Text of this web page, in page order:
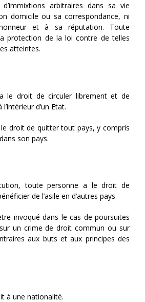
arbitraires dans sa vie
domicile ou sa correspondance, ni
et à sa réputation. Toute
protection de la loi contre de telles
atteintes.
le droit de circuler librement et de
d’un Etat.
droit de quitter tout pays, y compris
son pays.
toute personne a le droit de
de l’asile en d’autres pays.
invoqué dans le cas de poursuites
un crime de droit commun ou sur
aux buts et aux principes des
à une nationalité.